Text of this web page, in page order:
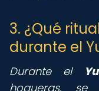
3. ¿Qué
durante el
Durante el
hogueras, se